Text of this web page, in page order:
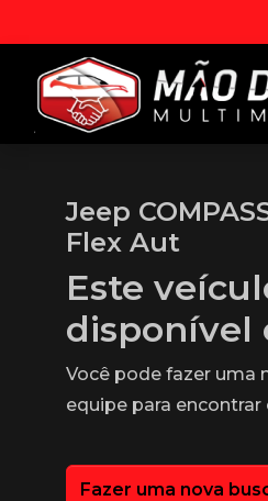
Jeep
Flex Aut
Este
disponível
Você pode fazer uma
equipe para
Fazer uma nova